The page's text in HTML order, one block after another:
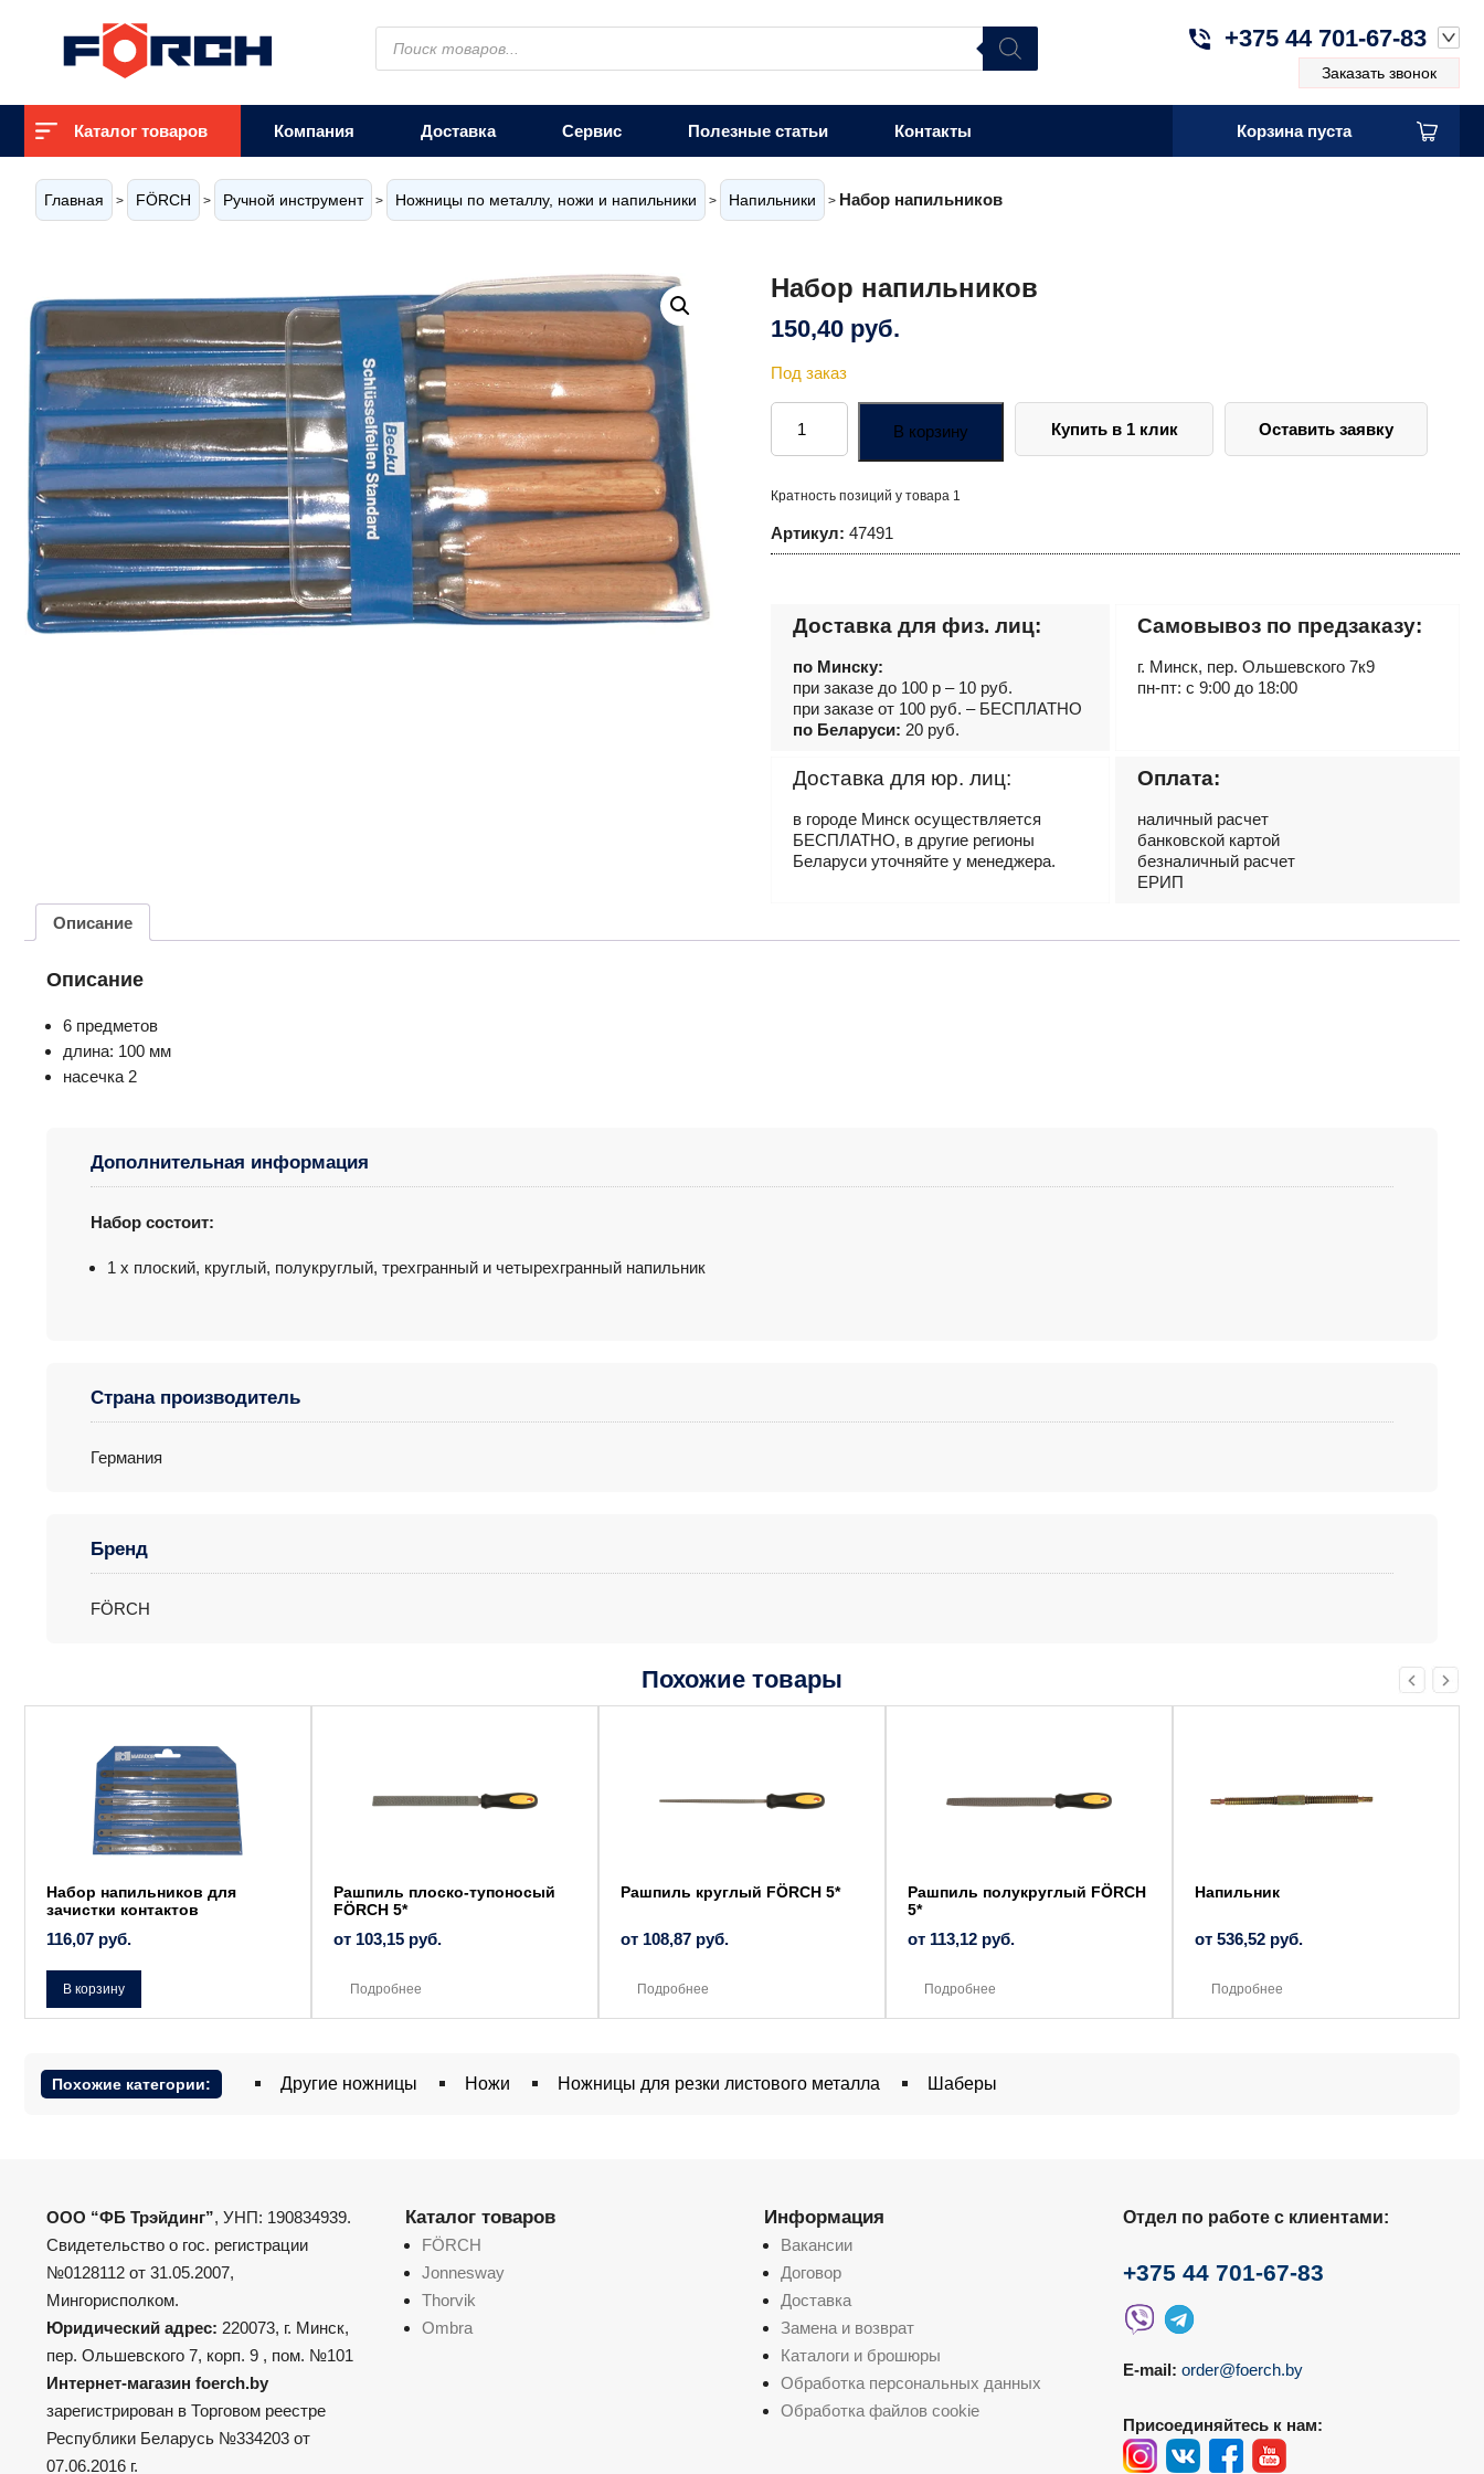
Поиск
товаров
+375 44 701-67-83
Заказать звонок
Каталог товаров Компания Доставка Сервис Полезные статьи Контакты Корзина пуста
Главная > FÖRCH > Ручной инструмент > Ножницы по металлу, ножи и напильники > Напильники > Набор напильников
Набор напильников
150,40 руб.
Под заказ
Количество
товара
Набор
напильников
В корзину Оставить заявку
Купить в 1 клик
Кратность позиций у товара 1
Артикул: 47491
Доставка для физ. лиц:
по Минску:
при заказе до 100 р – 10 руб.
при заказе от 100 руб. – БЕСПЛАТНО
по Беларуси: 20 руб.
Самовывоз по предзаказу:
г. Минск, пер. Ольшевского 7к9
пн-пт: с 9:00 до 18:00
Доставка для юр. лиц:
в городе Минск осуществляется
БЕСПЛАТНО, в другие регионы
Беларуси уточняйте у менеджера.
Оплата:
наличный расчет
банковской картой
безналичный расчет
ЕРИП
Описание
Описание
6 предметов
длина: 100 мм
насечка 2
Дополнительная информация
Набор состоит:
1 х плоский, круглый, полукруглый, трехгранный и четырехгранный напильник
Страна производитель
Германия
Бренд
FÖRCH
Похожие товары
Набор напильников для
зачистки контактов
116,07 руб.
В корзину
Рашпиль плоско-тупоносый
FÖRCH 5*
от 103,15 руб.
Подробнее
Опции
Рашпиль круглый FÖRCH 5*
от 108,87 руб.
Подробнее
Опции
Рашпиль полукруглый FÖRCH
5*
от 113,12 руб.
Подробнее
Опции
Напильник
от 536,52 руб.
Подробнее
Опции
Похожие категории: Другие ножницы Ножи Ножницы для резки листового металла Шаберы
ООО “ФБ Трэйдинг”, УНП: 190834939.
Свидетельство о гос. регистрации
№0128112 от 31.05.2007,
Мингорисполком.
Юридический адрес: 220073, г. Минск,
пер. Ольшевского 7, корп. 9 , пом. №101
Интернет-магазин foerch.by
зарегистрирован в Торговом реестре
Республики Беларусь №334203 от
07.06.2016 г.
Каталог товаров
FÖRCH
Jonnesway
Thorvik
Ombra
Информация
Вакансии
Договор
Доставка
Замена и возврат
Каталоги и брошюры
Обработка персональных данных
Обработка файлов cookie
Отдел по работе с клиентами:
+375 44 701-67-83
E-mail: order@foerch.by
Присоединяйтесь к нам: